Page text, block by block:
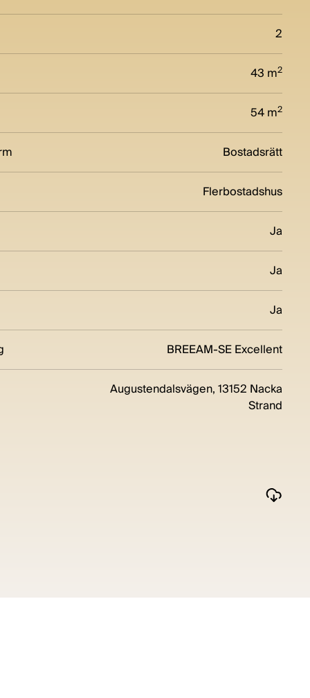
2
43 m2
54 m2
Bostadsrätt
Flerbostadshus
Ja
Ja
Ja
BREEAM-SE Excellent
Augustendalsvägen, 13152 Nacka
Strand